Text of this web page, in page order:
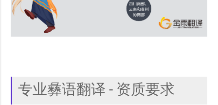
专业彝语翻译 - 资质要求